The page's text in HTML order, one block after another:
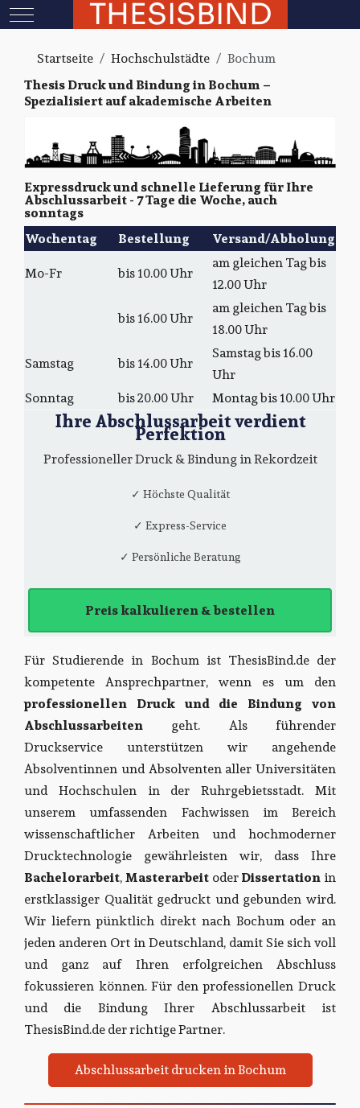
Mobile Menu ToggleTHESISBIND
Startseite Hochschulstädte
Bochum
Thesis Druck und Bindung in Bochum –
Spezialisiert auf akademische Arbeiten
Expressdruck und schnelle Lieferung für Ihre
Abschlussarbeit - 7 Tage die Woche, auch
sonntags
Wochentag
Bestellung
Versand/Abholung
Mo-Fr
bis 10.00 Uhr
am gleichen Tag bis
12.00 Uhr
bis 16.00 Uhr
am gleichen Tag bis
18.00 Uhr
Samstag
bis 14.00 Uhr
Samstag bis 16.00
Uhr
Sonntag
bis 20.00 Uhr Montag bis 10.00 Uhr
Ihre Abschlussarbeit verdient
Perfektion
Professioneller Druck & Bindung in Rekordzeit
✓ Höchste Qualität
✓ Express-Service
✓ Persönliche Beratung
Preis kalkulieren & bestellen
Für Studierende in Bochum ist ThesisBind.de der
kompetente Ansprechpartner, wenn es um den
professionellen Druck und die Bindung von
Abschlussarbeiten geht. Als führender
Druckservice unterstützen wir angehende
Absolventinnen und Absolventen aller Universitäten
und Hochschulen in der Ruhrgebietsstadt. Mit
unserem umfassenden Fachwissen im Bereich
wissenschaftlicher Arbeiten und hochmoderner
Drucktechnologie gewährleisten wir, dass Ihre
Bachelorarbeit,MasterarbeitoderDissertation in
erstklassiger Qualität gedruckt und gebunden wird.
Wir liefern pünktlich direkt nach Bochum oder an
jeden anderen Ort in Deutschland, damit Sie sich voll
und ganz auf Ihren erfolgreichen Abschluss
fokussieren können. Für den professionellen Druck
und die Bindung Ihrer Abschlussarbeit ist
ThesisBind.de der richtige Partner.
Abschlussarbeit drucken in Bochum